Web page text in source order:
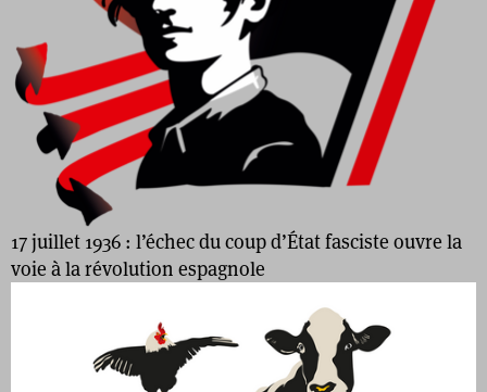
17 juillet 1936 : l’échec du coup d’État fasciste ouvre la
voie à la révolution espagnole